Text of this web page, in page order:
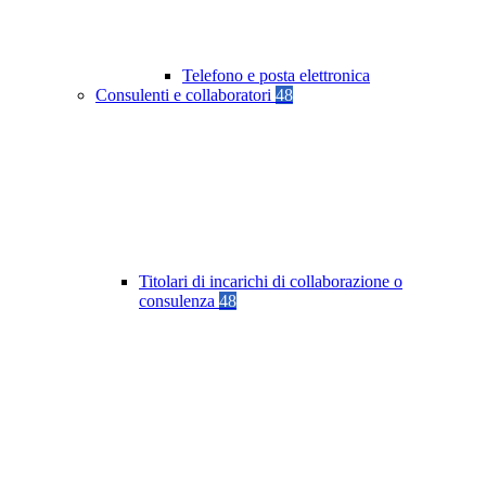
Telefono e posta elettronica
Consulenti e collaboratori 48
Titolari di incarichi di collaborazione o
consulenza 48